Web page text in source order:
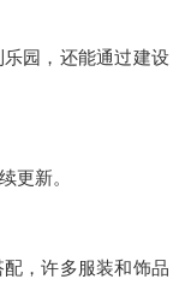
园，还能通过建设
更新。
，许多服装和饰品